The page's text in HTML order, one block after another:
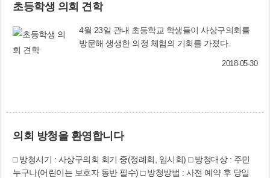
금 조례」 등 64건인 것으로 나타났다.이밖에 예산
결산안 처리(19건), 공유재산 관리계획안 등 구청
제출 일반안건(22건), 의원 발의 일반안건(9건) 등
다. 지역의 크고 작은 행사장을 찾아 관계자를 격
을 해왔다. 또 구민이 궁금해 하는 현안 사업에 대
한 구정질문 9건, 5분 자유발언 29건의 의정활동
을 펼쳤고, ‘2030년 세계등록엑스포 부산 유치촉
구 대정부 건의안’(2015년), 2016년 일본 후쿠시마
초등학생 의회 견학
4월 23일 관내 초등학교 학생들이 사상구의회를
방문해 생생한 의정 체험의 기회를 가졌다.
2018-05-30
의회 방청을 환영합니다
□ 방청시기 : 사상구의회 회기 중(정례회, 임시회) □ 방청대상 : 주민
누구나(어린이는 보호자 동반 필수) □ 방청방법 : 사전 예약 후 당일